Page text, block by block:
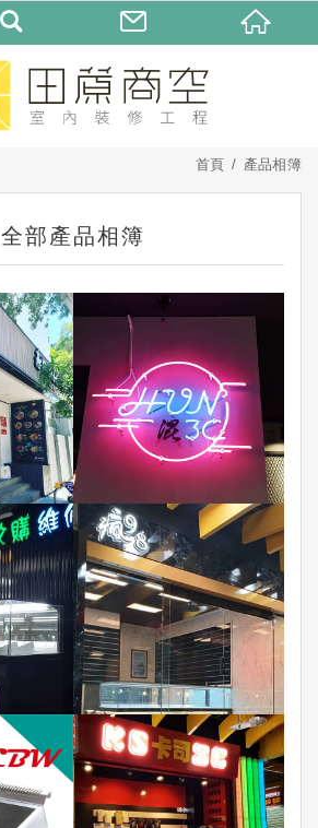
首頁 產品相簿
全部產品相簿